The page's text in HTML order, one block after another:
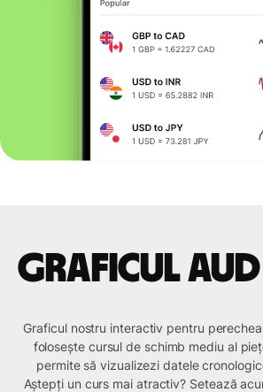
Graficul AUD
Graficul nostru interactiv pentru
folosește cursul de schimb mediu al
permite să vizualizezi datele
Aștepți un curs mai atractiv? Setează